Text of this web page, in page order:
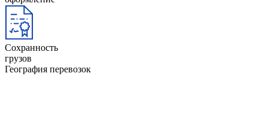
Сохранность
грузов
География перевозок